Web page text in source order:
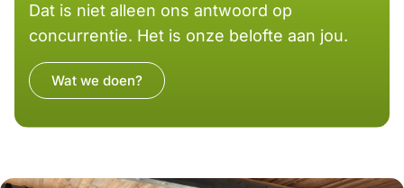
Dat is niet alleen ons antwoord op
concurrentie. Het is onze belofte aan jou.
Wat we doen?